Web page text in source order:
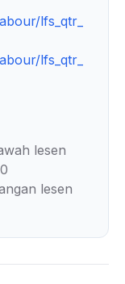
lfs_qtr_
lfs_qtr_
lesen
lesen